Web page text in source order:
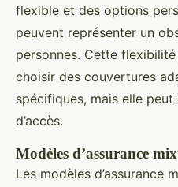
flexible et des options
peuvent représenter un
personnes. Cette
choisir des couvertures
spécifiques, mais elle
d’accès.
Modèles d’assurance
Les modèles d’assurance